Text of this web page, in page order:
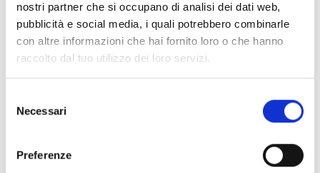
nostri partner che si occupano di analisi dei dati web,
pubblicità e social media, i quali potrebbero combinarle
con altre informazioni che hai fornito loro o che hanno
raccolto dal tuo utilizzo dei loro servizi.
delNecessari
Preferenze
Realizzati in Svizzera, gli orologi Bell & Ross
coniugano design contemporaneo,
affidabilità e tradizione orologiera. L'iconica
cassa quadrata, introdotta nel 2005 con il BR
01, è diventata la firma estetica del marchio.
ed è guidata ancora dai suoi fondatori. Le
urbana con bracciale integrato,